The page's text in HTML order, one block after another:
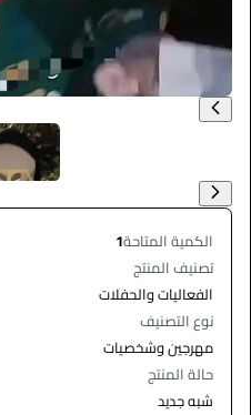
الكمية المتاحة1
تصنيف المنتج
الفعاليات والحفلات
نوع التصنيف
مهرجين وشخصيات
حالة المنتج
شبه جديد